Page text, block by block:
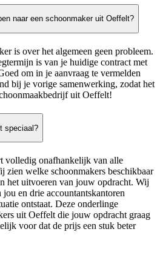
naar een schoonmaker uit Oeffelt?
is over het algemeen geen probleem.
is van je huidige contract met
om in je aanvraag te vermelden
bij je vorige samenwerking, zodat het
uit Oeffelt!
speciaal?
volledig onafhankelijk van alle
zien welke schoonmakers beschikbaar
het uitvoeren van jouw opdracht. Wij
en drie accountantskantoren
ontstaat. Deze onderlinge
uit Oeffelt die jouw opdracht graag
voor dat de prijs een stuk beter